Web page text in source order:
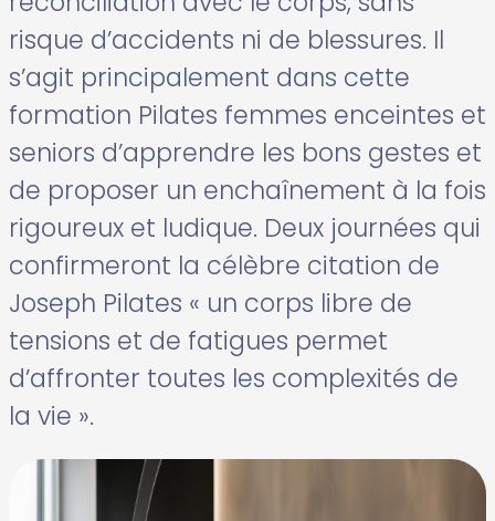
risque d’accidents ni de blessures. Il
s’agit principalement dans cette
formation Pilates femmes enceintes et
seniors d’apprendre les bons gestes et
de proposer un enchaînement à la fois
rigoureux et ludique. Deux journées qui
confirmeront la célèbre citation de
Joseph Pilates « un corps libre de
tensions et de fatigues permet
d’affronter toutes les complexités de
la vie ».